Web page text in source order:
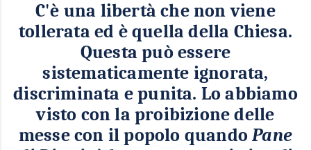
C'è una libertà che non viene
tollerata ed è quella della Chiesa.
Questa può essere
sistematicamente ignorata,
discriminata e punita. Lo abbiamo
visto con la proibizione delle
messe con il popolo quandoPane